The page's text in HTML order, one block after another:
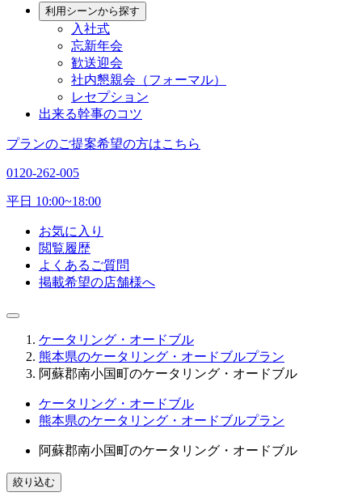
利用シーンから探す
入社式
忘新年会
歓送迎会
社内懇親会（フォーマル）
レセプション
出来る幹事のコツ
プランのご提案希望の方はこちら
0120-262-005
平日 10:00~18:00
お気に入り
閲覧履歴
よくあるご質問
掲載希望の店舗様へ
ケータリング・オードブル
熊本県のケータリング・オードブルプラン
阿蘇郡南小国町のケータリング・オードブル
ケータリング・オードブル
熊本県のケータリング・オードブルプラン
阿蘇郡南小国町のケータリング・オードブル
絞り込む